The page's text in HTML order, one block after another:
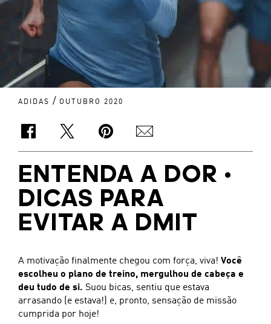
ADIDAS / OUTUBRO 2020
ENTENDA A DOR •
DICAS PARA
EVITAR A DMIT
A motivação finalmente chegou com força, viva! Você
escolheu o plano de treino, mergulhou de cabeça e
deu tudo de si. Suou bicas, sentiu que estava
arrasando (e estava!) e, pronto, sensação de missão
cumprida por hoje!